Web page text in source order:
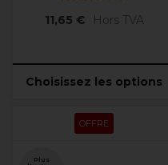
11,65 € Hors TVA
Choisissez les options
OFFRE
Plus